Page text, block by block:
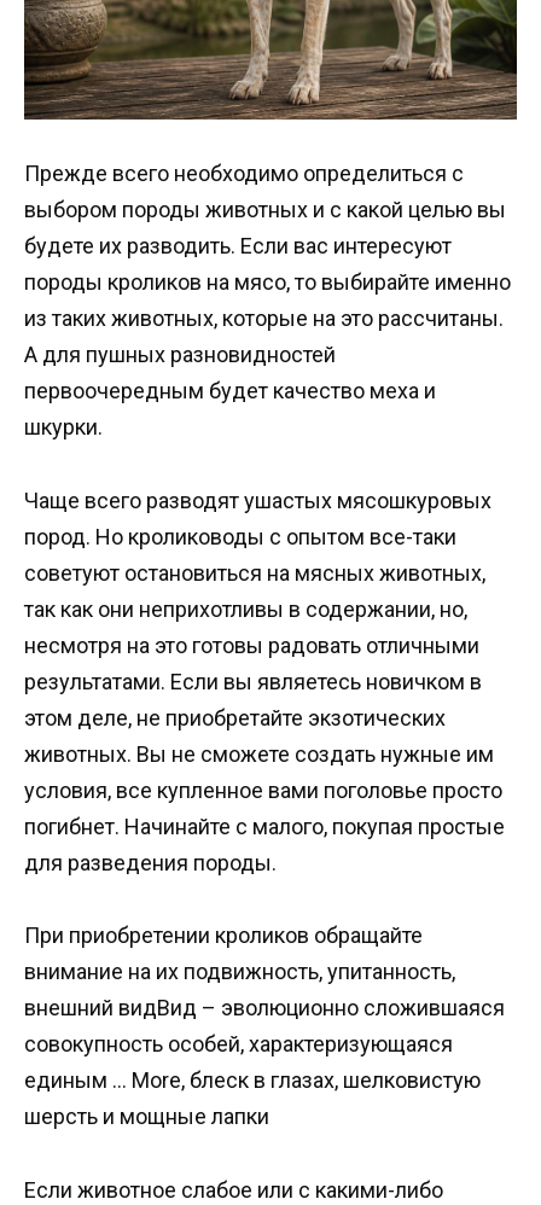
Прежде всего необходимо определиться с
выбором породы животных и с какой целью вы
будете их разводить. Если вас интересуют
породы кроликов на мясо, то выбирайте именно
из таких животных, которые на это рассчитаны.
А для пушных разновидностей
первоочередным будет качество меха и
шкурки.
Чаще всего разводят ушастых мясошкуровых
пород. Но кролиководы с опытом все-таки
советуют остановиться на мясных животных,
так как они неприхотливы в содержании, но,
несмотря на это готовы радовать отличными
результатами. Если вы являетесь новичком в
этом деле, не приобретайте экзотических
животных. Вы не сможете создать нужные им
условия, все купленное вами поголовье просто
погибнет. Начинайте с малого, покупая простые
для разведения породы.
При приобретении кроликов обращайте
внимание на их подвижность, упитанность,
внешний видВид – эволюционно сложившаяся
совокупность особей, характеризующаяся
единым … More, блеск в глазах, шелковистую
шерсть и мощные лапки
Если животное слабое или с какими-либо